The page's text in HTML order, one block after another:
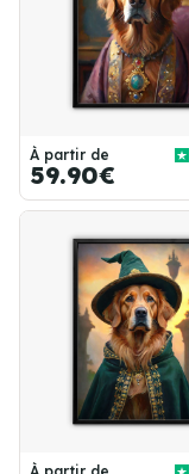
À partir de
59.90€